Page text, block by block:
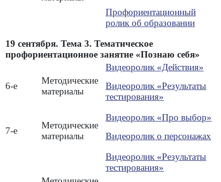
Профориентационный
ролик об образовании
19 сентября. Тема 3. Тематическое
профориентационное занятие «Познаю себя»
6-е
Методические
материалы
Видеоролик «Действия»
Видеоролик «Результаты
тестирования»
7-е
Методические
материалы
Видеоролик «Про выбор»
Видеоролик о персонажах
Видеоролик «Результаты
тестирования»